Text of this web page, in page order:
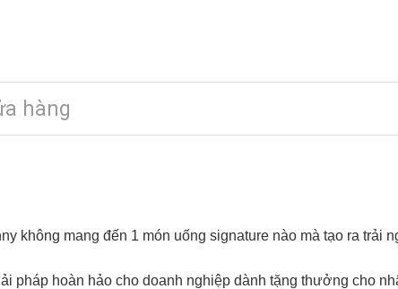
hàng
không mang đến 1 món uống signature nào mà tạo ra trải
pháp hoàn hảo cho doanh nghiệp dành tặng thưởng cho